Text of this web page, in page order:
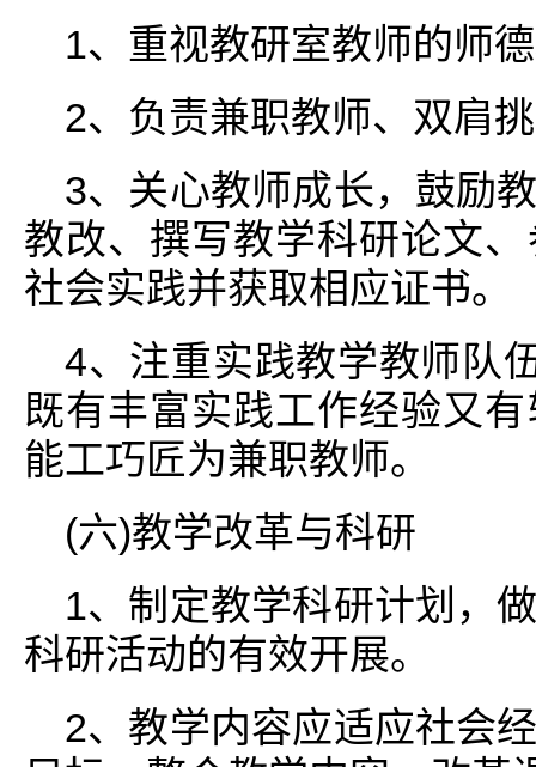
1、重视教研室教师的师
2、负责兼职教师、双肩
3、关心教师成长，鼓励
教改、撰写教学科研论文
社会实践并获取相应证书。
4、注重实践教学教师队
既有丰富实践工作经验又
能工巧匠为兼职教师。
(六)教学改革与科研
1、制定教学科研计划，
科研活动的有效开展。
2、教学内容应适应社会